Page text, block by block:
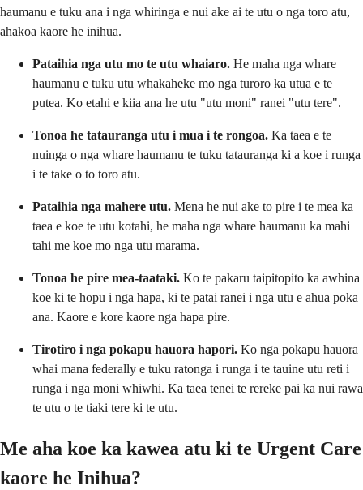
haumanu e tuku ana i nga whiringa e nui ake ai te utu o nga toro atu,
ahakoa kaore he inihua.
Pataihia nga utu mo te utu whaiaro. He maha nga whare
haumanu e tuku utu whakaheke mo nga turoro ka utua e te
putea. Ko etahi e kiia ana he utu "utu moni" ranei "utu tere".
Tonoa he tatauranga utu i mua i te rongoa. Ka taea e te
nuinga o nga whare haumanu te tuku tatauranga ki a koe i runga
i te take o to toro atu.
Pataihia nga mahere utu. Mena he nui ake to pire i te mea ka
taea e koe te utu kotahi, he maha nga whare haumanu ka mahi
tahi me koe mo nga utu marama.
Tonoa he pire mea-taataki. Ko te pakaru taipitopito ka awhina
koe ki te hopu i nga hapa, ki te patai ranei i nga utu e ahua poka
ana. Kaore e kore kaore nga hapa pire.
Tirotiro i nga pokapu hauora hapori. Ko nga pokapū hauora
whai mana federally e tuku ratonga i runga i te tauine utu reti i
runga i nga moni whiwhi. Ka taea tenei te rereke pai ka nui rawa
te utu o te tiaki tere ki te utu.
Me aha koe ka kawea atu ki te Urgent Care
kaore he Inihua?